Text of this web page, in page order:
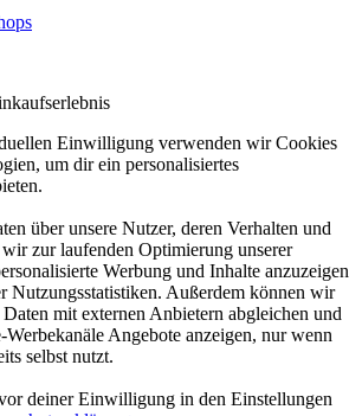
Einwilligung verwenden wir Cookies
um dir ein personalisiertes
über unsere Nutzer, deren Verhalten und
zur laufenden Optimierung unserer
Werbung und Inhalte anzuzeigen
Nutzungsstatistiken. Außerdem können wir
mit externen Anbietern abgleichen und
Angebote anzeigen, nur wenn
selbst nutzt.
deiner Einwilligung in den Einstellungen